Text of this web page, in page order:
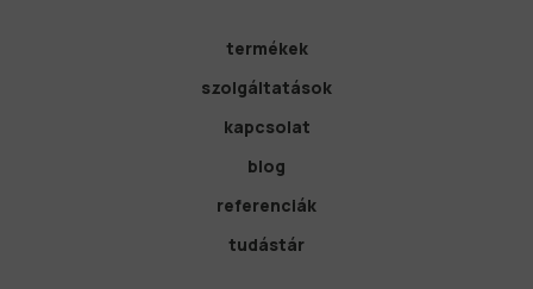
termékek
szolgáltatások
kapcsolat
blog
referenciák
tudástár